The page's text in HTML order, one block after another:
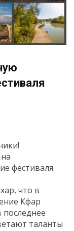
фестиваля
что в
Кфар
таланты